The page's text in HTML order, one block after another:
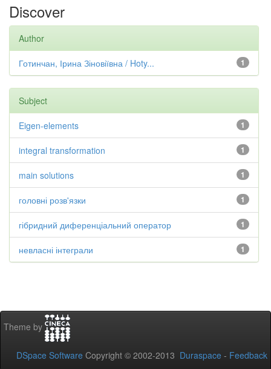
Discover
Author
1
Готинчан, Ірина Зіновіївна / Hoty...
Subject
1
Eigen-elements
1
integral transformation
1
main solutions
1
головні розв'язки
1
гібридний диференціальний оператор
1
невласні інтеграли
Theme by
DSpace Software Copyright © 2002-2013 Duraspace - Feedback